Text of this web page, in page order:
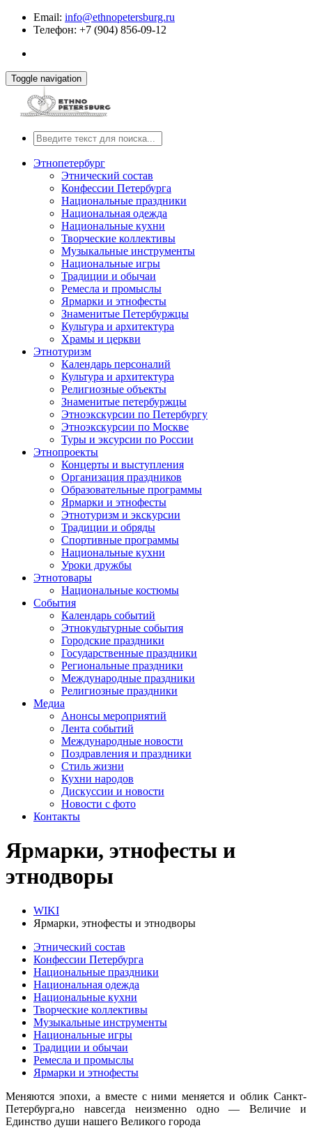
Email: info@ethnopetersburg.ru
Телефон: +7 (904) 856-09-12
Toggle navigation
Этнопетербург
Этнический состав
Конфессии Петербурга
Национальные праздники
Национальная одежда
Национальные кухни
Творческие коллективы
Музыкальные инструменты
Национальные игры
Традиции и обычаи
Ремесла и промыслы
Ярмарки и этнофесты
Знаменитые Петербуржцы
Культура и архитектура
Храмы и церкви
Этнотуризм
Календарь персоналий
Культура и архитектура
Религиозные объекты
Знаменитые петербуржцы
Этноэкскурсии по Петербургу
Этноэкскурсии по Москве
Туры и эксурсии по России
Этнопроекты
Концерты и выступления
Организация праздников
Образовательные программы
Ярмарки и этнофесты
Этнотуризм и экскурсии
Традиции и обряды
Спортивные программы
Национальные кухни
Уроки дружбы
Этнотовары
Национальные костюмы
События
Календарь событий
Этнокультурные события
Городские праздники
Государственные праздники
Региональные праздники
Международные праздники
Религиозные праздники
Медиа
Анонсы мероприятий
Лента событий
Международные новости
Поздравления и праздники
Cтиль жизни
Кухни народов
Дискуссии и новости
Новости с фото
Контакты
Ярмарки, этнофесты и
этнодворы
WIKI
Ярмарки, этнофесты и этнодворы
Этнический состав
Конфессии Петербурга
Национальные праздники
Национальная одежда
Национальные кухни
Творческие коллективы
Музыкальные инструменты
Национальные игры
Традиции и обычаи
Ремесла и промыслы
Ярмарки и этнофесты
Меняются эпохи, а вместе с ними меняется и облик Санкт-
Петербурга,но навсегда неизменно одно — Величие и
Единство души нашего Великого города